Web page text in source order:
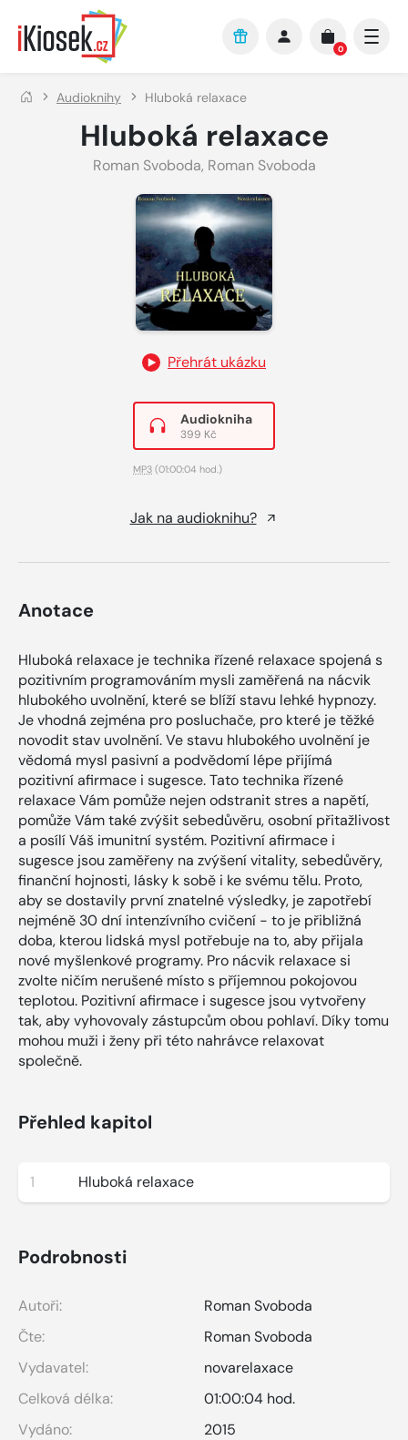
Přejít na hlavní obsah
0
Audioknihy Hluboká relaxace
Hluboká relaxace
Roman Svoboda, Roman Svoboda
Přehrát ukázku
Audiokniha
399 Kč
MP3 (01:00:04 hod.)
Jak na audioknihu?
Anotace
Hluboká relaxace je technika řízené relaxace spojená s
pozitivním programováním mysli zaměřená na nácvik
hlubokého uvolnění, které se blíží stavu lehké hypnozy.
Je vhodná zejména pro posluchače, pro které je těžké
novodit stav uvolnění. Ve stavu hlubokého uvolnění je
vědomá mysl pasivní a podvědomí lépe přijímá
pozitivní afirmace i sugesce. Tato technika řízené
relaxace Vám pomůže nejen odstranit stres a napětí,
pomůže Vám také zvýšit sebedůvěru, osobní přitažlivost
a posílí Váš imunitní systém. Pozitivní afirmace i
sugesce jsou zaměřeny na zvýšení vitality, sebedůvěry,
finanční hojnosti, lásky k sobě i ke svému tělu. Proto,
aby se dostavily první znatelné výsledky, je zapotřebí
nejméně 30 dní intenzívního cvičení - to je přibližná
doba, kterou lidská mysl potřebuje na to, aby přijala
nové myšlenkové programy. Pro nácvik relaxace si
zvolte ničím nerušené místo s příjemnou pokojovou
teplotou. Pozitivní afirmace i sugesce jsou vytvořeny
tak, aby vyhovovaly zástupcům obou pohlaví. Díky tomu
mohou muži i ženy při této nahrávce relaxovat
společně.
Přehled kapitol
1 Hluboká relaxace
Podrobnosti
Autoři:
Roman Svoboda
Čte:
Roman Svoboda
Vydavatel:
novarelaxace
Celková délka:
01:00:04 hod.
Vydáno:
2015